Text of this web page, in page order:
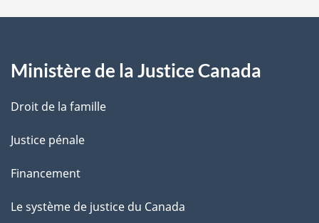
a
e
Ministère de la Justice Canada
Droit de la famille
Justice pénale
Financement
Le système de justice du Canada